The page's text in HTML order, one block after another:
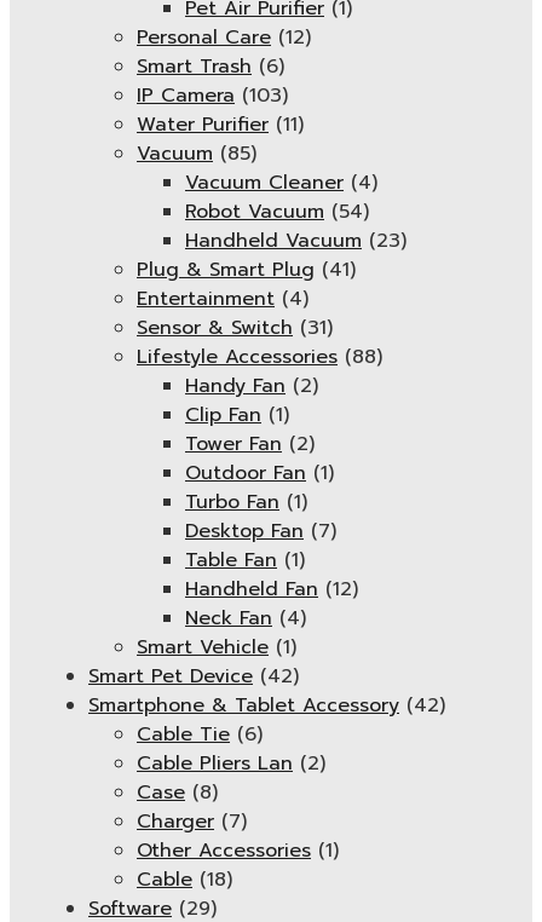
Pet Air Purifier (1)
Personal Care (12)
Smart Trash (6)
IP Camera (103)
Water Purifier (11)
Vacuum (85)
Vacuum Cleaner (4)
Robot Vacuum (54)
Handheld Vacuum (23)
Plug & Smart Plug (41)
Entertainment (4)
Sensor & Switch (31)
Lifestyle Accessories (88)
Handy Fan (2)
Clip Fan (1)
Tower Fan (2)
Outdoor Fan (1)
Turbo Fan (1)
Desktop Fan (7)
Table Fan (1)
Handheld Fan (12)
Neck Fan (4)
Smart Vehicle (1)
Smart Pet Device (42)
Smartphone & Tablet Accessory (42)
Cable Tie (6)
Cable Pliers Lan (2)
Case (8)
Charger (7)
Other Accessories (1)
Cable (18)
Software (29)